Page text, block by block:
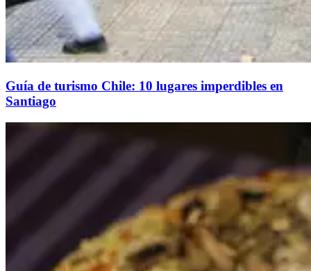
Guía de turismo Chile: 10 lugares imperdibles en
Santiago